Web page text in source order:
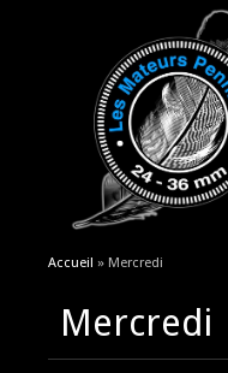
Vous êtes ici
Accueil » Mercredi
Mercredi